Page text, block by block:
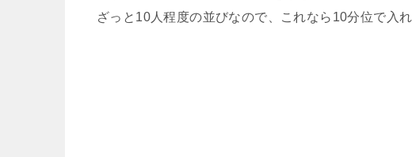
ざっと10人程度の並びなので、これなら10分位で入れ